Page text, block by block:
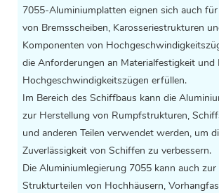
7055-Aluminiumplatten eignen sich auch
von Bremsscheiben, Karosseriestrukturen
Komponenten von
die Anforderungen an Materialfestigkeit und
Hochgeschwindigkeitszügen erfüllen.
Im Bereich des Schiffbaus kann die
zur Herstellung von Rumpfstrukturen,
und anderen Teilen verwendet werden, um
Zuverlässigkeit von Schiffen zu verbessern.
Die Aluminiumlegierung 7055 kann auch
Strukturteilen von Hochhäusern,